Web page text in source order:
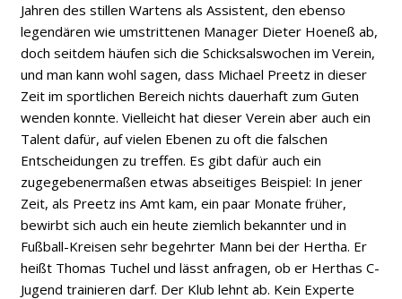
Jahren des stillen Wartens als Assistent, den ebenso
legendären wie umstrittenen Manager Dieter Hoeneß ab,
doch seitdem häufen sich die Schicksalswochen im Verein,
und man kann wohl sagen, dass Michael Preetz in dieser
Zeit im sportlichen Bereich nichts dauerhaft zum Guten
wenden konnte. Vielleicht hat dieser Verein aber auch ein
Talent dafür, auf vielen Ebenen zu oft die falschen
Entscheidungen zu treffen. Es gibt dafür auch ein
zugegebenermaßen etwas abseitiges Beispiel: In jener
Zeit, als Preetz ins Amt kam, ein paar Monate früher,
bewirbt sich auch ein heute ziemlich bekannter und in
Fußball-Kreisen sehr begehrter Mann bei der Hertha. Er
heißt Thomas Tuchel und lässt anfragen, ob er Herthas C-
Jugend trainieren darf. Der Klub lehnt ab. Kein Experte